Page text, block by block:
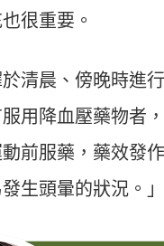
很重要。
清晨、傍晚時進
用降血壓藥物者
前服藥，藥效發
生頭暈的狀況。」